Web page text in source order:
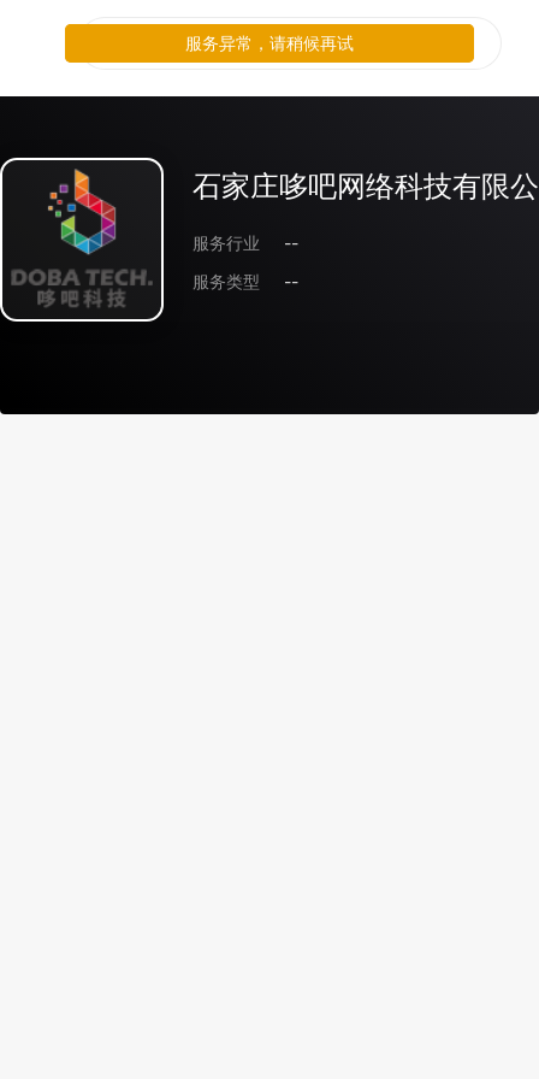
石家庄哆吧网络科技有限
服务行业
--
服务类型
--
服务异常，请稍候再试